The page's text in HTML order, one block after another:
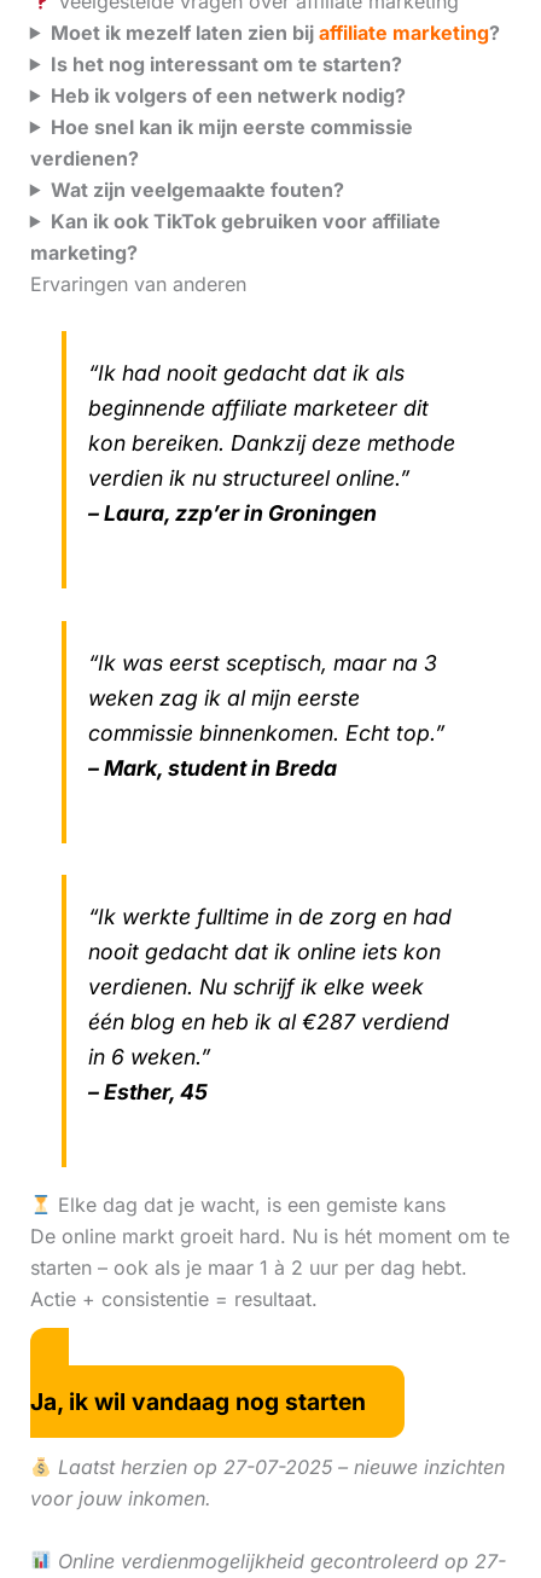
Moet ik mezelf laten zien bij affiliate marketing?
Is het nog interessant om te starten?
Heb ik volgers of een netwerk nodig?
Hoe snel kan ik mijn eerste commissie
verdienen?
Wat zijn veelgemaakte fouten?
Kan ik ook TikTok gebruiken voor affiliate
marketing?
Ervaringen van anderen
“Ik had nooit gedacht dat ik als
beginnende affiliate marketeer dit
kon bereiken. Dankzij deze methode
verdien ik nu structureel online.”
– Laura, zzp’er in Groningen
“Ik was eerst sceptisch, maar na 3
weken zag ik al mijn eerste
commissie binnenkomen. Echt top.”
– Mark, student in Breda
“Ik werkte fulltime in de zorg en had
nooit gedacht dat ik online iets kon
verdienen. Nu schrijf ik elke week
één blog en heb ik al €287 verdiend
in 6 weken.”
– Esther, 45
Elke dag dat je wacht, is een gemiste kans
De online markt groeit hard. Nu is hét moment om te
starten – ook als je maar 1 à 2 uur per dag hebt.
Actie + consistentie = resultaat.
Ja, ik wil vandaag nog starten
Laatst herzien op 27-07-2025 – nieuwe inzichten
voor jouw inkomen.
Online verdienmogelijkheid gecontroleerd op 27-